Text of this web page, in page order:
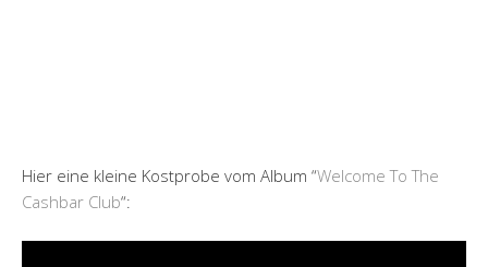
Hier eine kleine Kostprobe vom Album “Welcome To The
Cashbar Club“: